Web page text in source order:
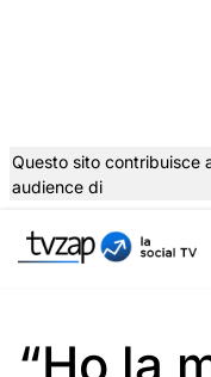
al
Questo sito contribuisce
audience di
“Ho la